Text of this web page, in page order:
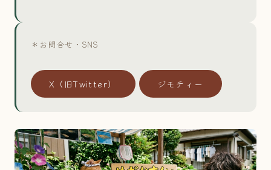
＊お問合せ・SNS
X（旧Twitter） ジモティー